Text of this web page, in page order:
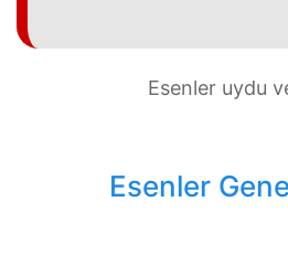
Esenler uydu
Esenler